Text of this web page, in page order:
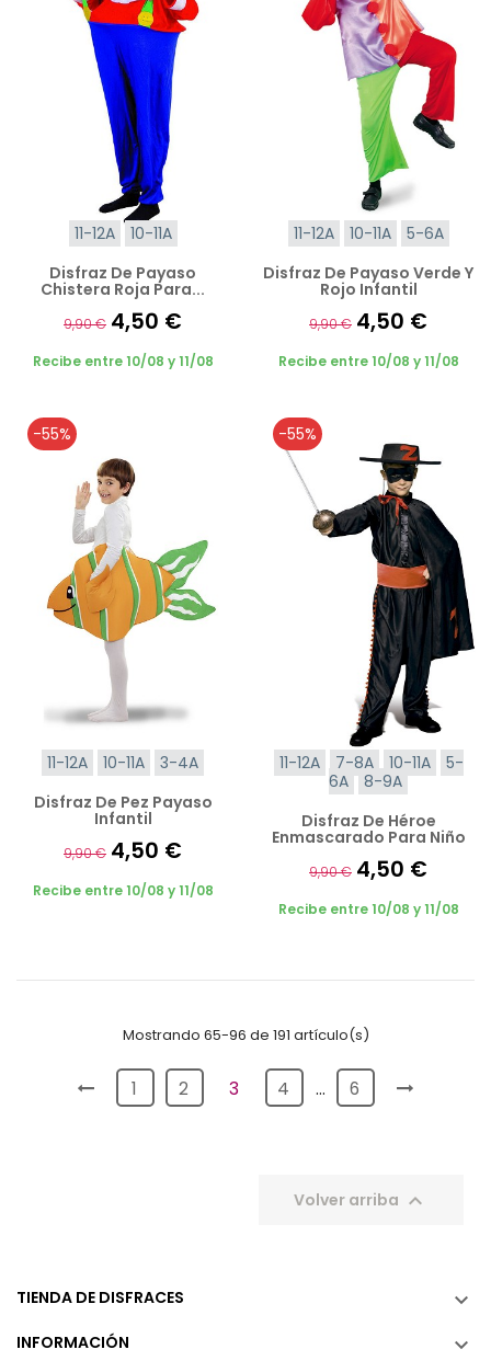
11-12A
10-11A
Disfraz De Payaso
Chistera Roja Para...
9,90 € 4,50 €
Recibe entre 10/08 y 11/08
11-12A 10-11A
5-6A
Disfraz De Payaso Verde Y
Rojo Infantil
9,90 € 4,50 €
Recibe entre 10/08 y 11/08
-55%
11-12A 10-11A
3-4A
Disfraz De Pez Payaso
Infantil
9,90 € 4,50 €
Recibe entre 10/08 y 11/08
-55%
11-12A 7-8A 10-11A
5-
6A
8-9A
Disfraz De Héroe
Enmascarado Para Niño
9,90 € 4,50 €
Recibe entre 10/08 y 11/08
Mostrando 65-96 de 191 artículo(s)
1 2 3 4 … 6
Volver arriba 
TIENDA DE DISFRACES 
INFORMACIÓN 